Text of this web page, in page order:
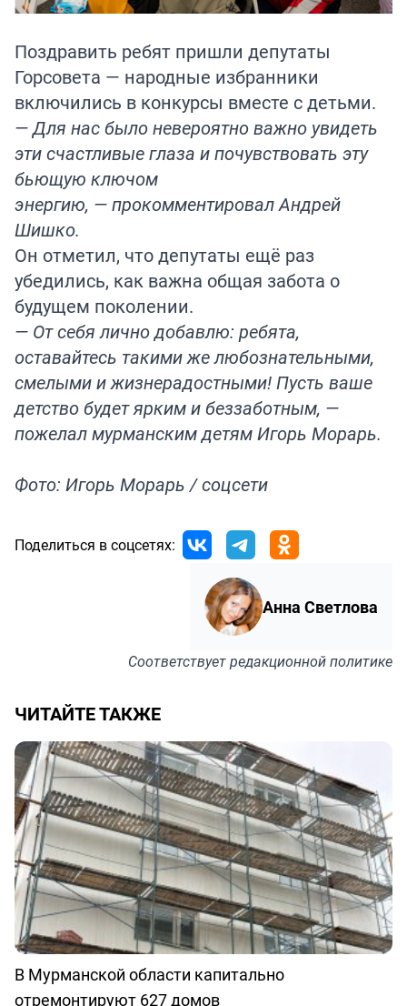
Поздравить ребят пришли депутаты
Горсовета — народные избранники
включились в конкурсы вместе с детьми.
— Для нас было невероятно важно увидеть
эти счастливые глаза и почувствовать эту
бьющую ключом
энергию, —прокомментировал Андрей
Шишко.
Он отметил, что депутаты ещё раз
убедились, как важна общая забота о
будущем поколении.
— От себя лично добавлю: ребята,
оставайтесь такими же любознательными,
смелыми и жизнерадостными! Пусть ваше
детство будет ярким и беззаботным, —
пожелал мурманским детям Игорь Морарь.
Фото: Игорь Морарь / соцсети
Поделиться в соцсетях:
Анна Светлова
Соответствуетредакционной политике
ЧИТАЙТЕ ТАКЖЕ
В Мурманской области капитально
отремонтируют 627 домов